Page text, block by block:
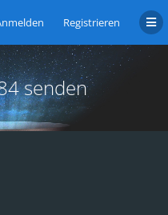
Registrieren
senden